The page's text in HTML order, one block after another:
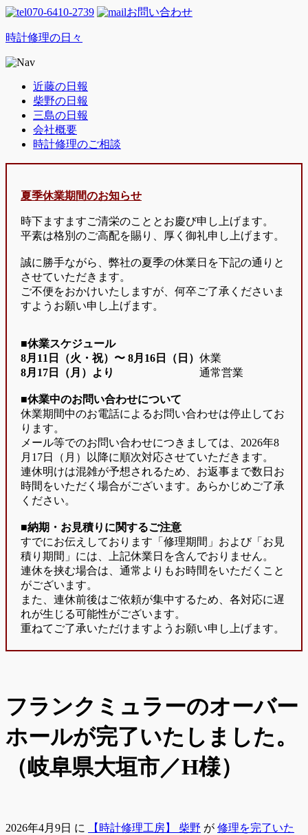
070-6410-2739 お問い合わせ
時計修理の日々
近藤の日報
柴野の日報
三島の日報
会社概要
時計修理のご相談
夏季休業期間のお知らせ
時下ますますご清栄のこととお慶び申し上げます。
平素は格別のご高配を賜り、厚く御礼申し上げます。
誠に勝手ながら、弊社の夏季の休業日を下記の通りと
させていただきます。
ご不便をおかけいたしますが、何卒ご了承くださいま
すようお願い申し上げます。
■休業スケジュール
8月11日（火・祝）〜 8月16日（日） 休業
8月17日（月）より
通常営業
■休業中のお問い合わせについて
休業期間中のお電話によるお問い合わせは停止してお
ります。
メール等でのお問い合わせにつきましては、2026年8
月17日（月）以降に順次対応させていただきます。
連休明けは混雑が予想されるため、お返事まで数日お
時間をいただく場合がございます。あらかじめご了承
ください。
■納期・お見積りに関するご注意
すでにお伝えしております「修理期間」および「お見
積り期間」には、上記休業日を含んでおりません。
連休を挟む場合は、通常よりもお時間をいただくこと
がございます。
また、連休前後はご依頼が集中するため、各対応に遅
れが生じる可能性がございます。
重ねてご了承いただけますようお願い申し上げます。
フランクミュラーのオーバー
ホールが完了いたしました。
（岐阜県大垣市／H様）
2026年4月9日 に 【時計修理工房】 柴野 が 修理を完了いた